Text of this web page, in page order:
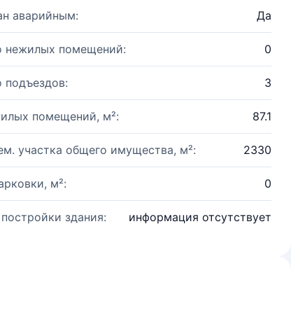
аварийным: Да
нежилых помещений: 0
подъездов: 3
помещений, м²: 87.1
участка общего имущества, м²: 2330
м²: 0
здания: информация отсутствует